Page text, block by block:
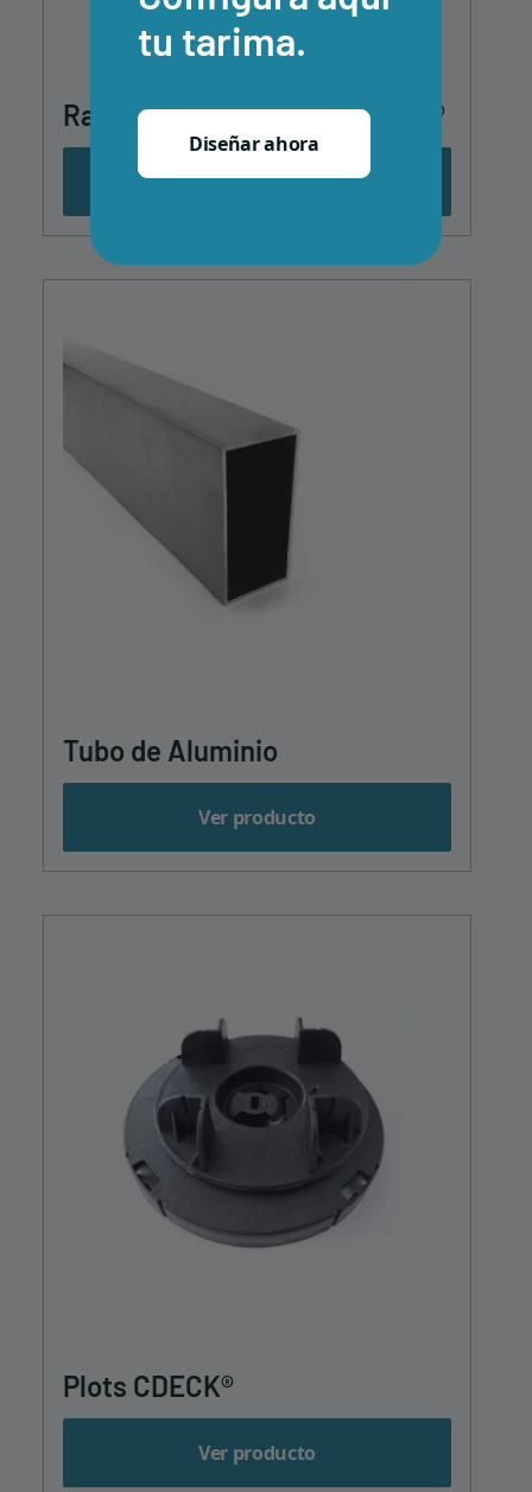
Rastrel de Aluminio Quick-Fix®
Ver producto
Tubo de Aluminio
Ver producto
Plots CDECK®
Ver producto
tu tarima.
Diseñar ahora